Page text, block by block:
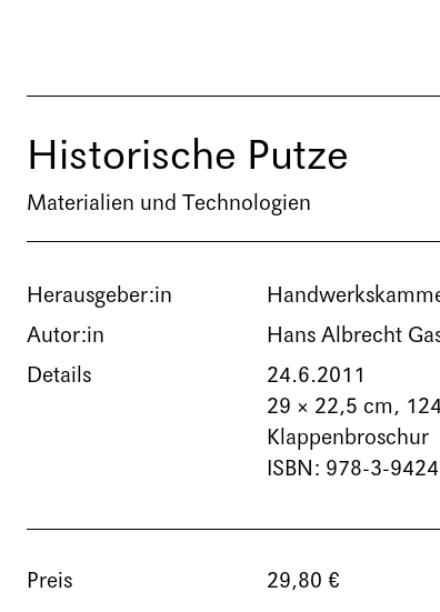
Historische Putze
Materialien und Technologien
Herausgeber:in
Autor:in
Hans Albrecht
Details
24.6.2011
29 × 22,5 cm,
Klappenbroschur
ISBN: 978-3-
Preis 29,80 €